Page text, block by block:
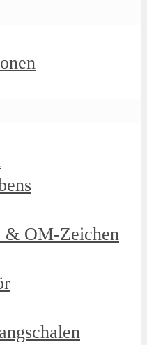
& OM-Zeichen